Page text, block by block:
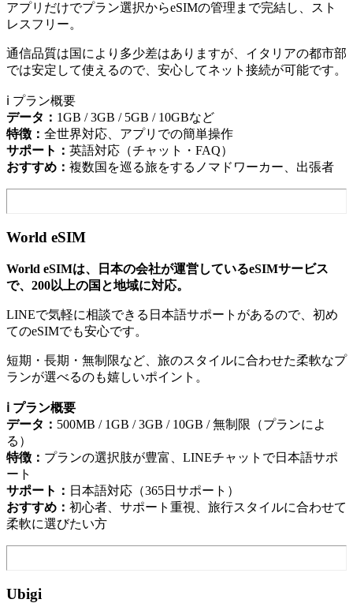
アプリだけでプラン選択からeSIMの管理まで完結し、スト
レスフリー。
通信品質は国により多少差はありますが、イタリアの都市部
では安定して使えるので、安心してネット接続が可能です。
ℹ️ プラン概要
データ： 1GB / 3GB / 5GB / 10GBなど
特徴： 全世界対応、アプリでの簡単操作
サポート： 英語対応（チャット・FAQ）
おすすめ： 複数国を巡る旅をするノマドワーカー、出張者
World eSIM
World eSIMは、日本の会社が運営しているeSIMサービス
で、200以上の国と地域に対応。
LINEで気軽に相談できる日本語サポートがあるので、初め
てのeSIMでも安心です。
短期・長期・無制限など、旅のスタイルに合わせた柔軟なプ
ランが選べるのも嬉しいポイント。
ℹ️ プラン概要
データ： 500MB / 1GB / 3GB / 10GB / 無制限（プランによ
る）
特徴： プランの選択肢が豊富、LINEチャットで日本語サポ
ート
サポート： 日本語対応（365日サポート）
おすすめ： 初心者、サポート重視、旅行スタイルに合わせて
柔軟に選びたい方
Ubigi